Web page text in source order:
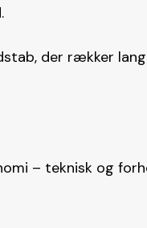
der rækker
– teknisk og